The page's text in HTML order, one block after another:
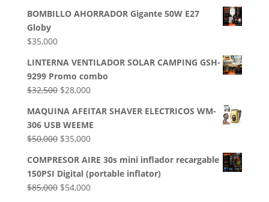
BOMBILLO AHORRADOR Gigante 50W E27
Globy
$35,000
LINTERNA VENTILADOR SOLAR CAMPING GSH-
9299 Promo combo
$32,500 El
original
era:
$32,500.
$28,000El
actual
es:
$28,000.
MAQUINA AFEITAR SHAVER ELECTRICOS WM-
306 USB WEEME
$50,000 El
original
era:
$50,000.
$35,000El
actual
es:
$35,000.
COMPRESOR AIRE 30s mini inflador recargable
150PSI Digital (portable inflator)
$85,000 El
$54,000El